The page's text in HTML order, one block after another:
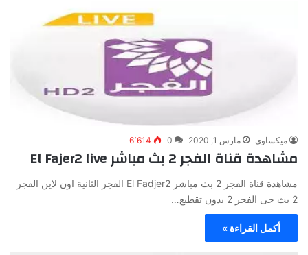
ميكساوى مارس 1, 2020 0 6٬614
مشاهدة قناة الفجر 2 بث مباشر El Fajer2 live
مشاهدة قناة الفجر 2 بث مباشر El Fadjer2 الفجر الثانية اون لاين الفجر
2 بث حى الفجر 2 بدون تقطيع…
أكمل القراءة »